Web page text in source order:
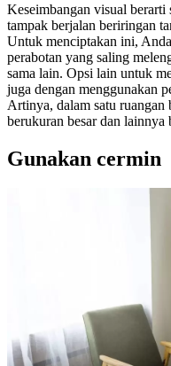
Keseimbangan visual berarti
tampak berjalan beriringan
Untuk menciptakan ini,
perabotan yang saling
sama lain. Opsi lain untuk
juga dengan menggunakan
Artinya, dalam satu ruangan
berukuran besar dan lainnya
Gunakan cermin